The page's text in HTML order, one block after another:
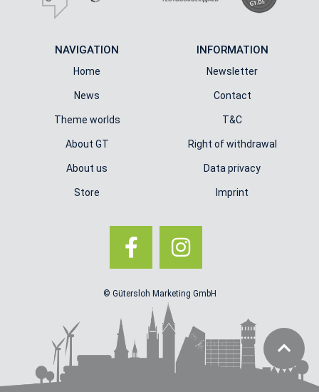
NAVIGATION
Home
News
Theme worlds
About GT
About us
Store
INFORMATION
Newsletter
Contact
T&C
Right of withdrawal
Data privacy
Imprint
© Gütersloh Marketing GmbH